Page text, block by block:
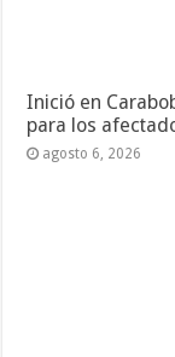
Inició en
para los
agosto 6, 2026